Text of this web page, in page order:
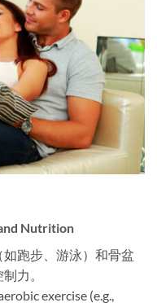
Nutrition
跑步、游泳）和骨盆
力。
exercise (e.g.,